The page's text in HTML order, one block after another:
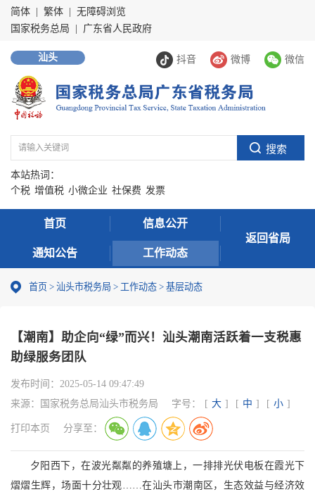
简体 繁体
无障碍浏览
国家税务总局
广东省人民政府
抖音 微博 微信
汕头
本站热词：
个税 增值税 小微企业 社保费 发票
首页 信息公开
通知公告 工作动态
返回省局
首页 > 汕头市税务局 > 工作动态 > 基层动态
【潮南】助企向“绿”而兴！汕头潮南活跃着一支税惠
助绿服务团队
发布时间： 2025-05-14 09:47:49
来源：
国家税务总局汕头市税务局 字号： [ 大 ] [ 中 ] [ 小 ]
打印本页 分享至：
夕阳西下，在波光粼粼的养殖塘上，一排排光伏电板在霞光下
熠熠生辉，场面十分壮观……在汕头市潮南区，生态效益与经济效